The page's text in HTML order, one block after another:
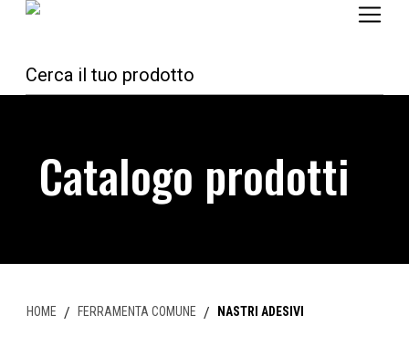
Catalogo prodotti
HOME /FERRAMENTA COMUNE / NASTRI ADESIVI